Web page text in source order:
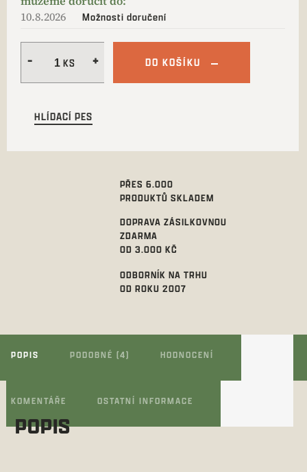
10.8.2026 Možnosti doručení
DO KOŠÍKU
HLÍDACÍ PES
PŘES 6.000
PRODUKTŮ SKLADEM
DOPRAVA ZÁSILKOVNOU
ZDARMA
OD 3.000 KČ
ODBORNÍK NA TRHU
OD ROKU 2007
POPIS PODOBNÉ (4) HODNOCENÍ
KOMENTÁŘE OSTATNÍ INFORMACE
POPIS